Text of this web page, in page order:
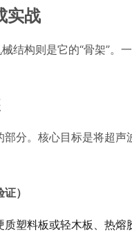
实战
结构则是它的“骨架”。
分。核心目标是将超
）
塑料板或轻木板、热熔